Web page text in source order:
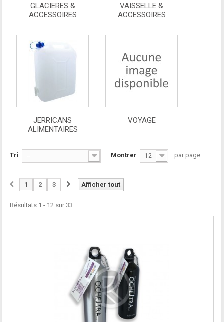
GLACIERES &
ACCESSOIRES
VAISSELLE &
ACCESSOIRES
JERRICANS
ALIMENTAIRES
VOYAGE
Tri -- Montrer 12 par page
Afficher tout
1 2 3
Résultats 1 - 12 sur 33.